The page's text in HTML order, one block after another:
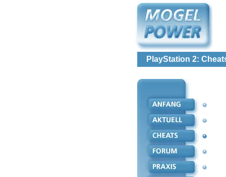
PlayStation 2: